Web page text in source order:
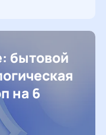
бытовой
на 6